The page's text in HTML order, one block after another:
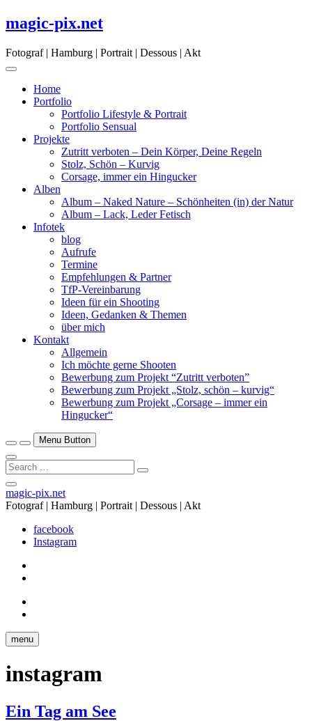
Skip
to
magic-pix.net
Fotograf | Hamburg | Portrait | Dessous | Akt
Home
Portfolio
Portfolio Lifestyle & Portrait
Portfolio Sensual
Projekte
Zutritt verboten – Dein Körper, Deine Regeln
Stolz, Schön – Kurvig
Corsage, immer ein Hingucker
Alben
Album – Naked Nature – Schönheiten (in) der Natur
Album – Lack, Leder Fetisch
Infotek
blog
Aufrufe
Termine
Empfehlungen & Partner
TfP-Vereinbarung
Ideen für ein Shooting
Ideen, Gedanken & Themen
über mich
Kontakt
Allgemein
Ich möchte gerne Shooten
Bewerbung zum Projekt “Zutritt verboten”
Bewerbung zum Projekt „Stolz, schön – kurvig“
Bewerbung zum Projekt „Corsage – immer ein
Hingucker“
Menu Button
Search
…
Close
Side
Menu
magic-pix.net
Fotograf | Hamburg | Portrait | Dessous | Akt
facebook
Instagram
menu
instagram
Ein Tag am See